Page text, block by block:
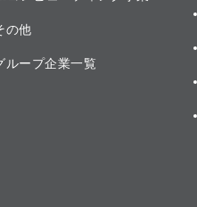
の他
ループ企業一覧